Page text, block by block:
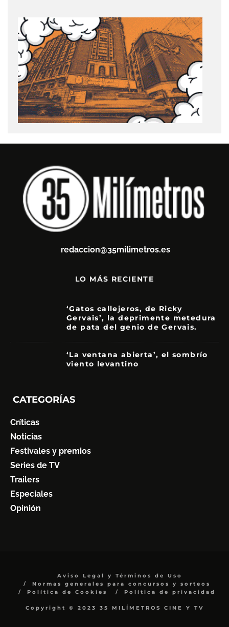
redaccion@35milimetros.es
LO MÁS RECIENTE
‘Gatos callejeros, de Ricky
Gervais’, la deprimente metedura
de pata del genio de Gervais.
‘La ventana abierta’, el sombrío
viento levantino
CATEGORÍAS
Críticas
Noticias
Festivales y premios
Series de TV
Trailers
Especiales
Opinión
Aviso Legal y Términos de Uso
Normas generales para concursos y sorteos
Política de Cookies
Política de privacidad
Copyright © 2023 35 MILÍMETROS CINE Y TV